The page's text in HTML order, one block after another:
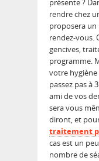
présente ?
rendre chez
proposera
rendez-vous.
gencives,
programme.
votre hygiène
passez pas à
ami de vos
sera vous
diront, et
traitement
cas est un
nombre de